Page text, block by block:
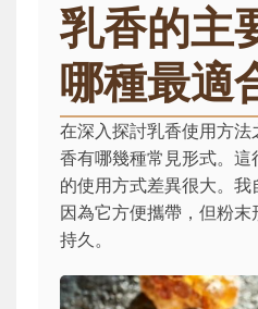
乳香的主
哪種最適
在深入探討乳香使用方
香有哪幾種常見形式。
的使用方式差異很大。我
因為它方便攜帶，但粉
持久。